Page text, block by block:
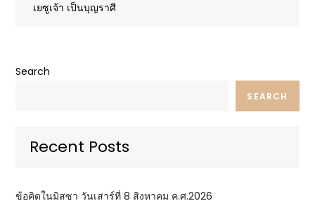
เยซูเจ้า เป็นบุญราศี
Search
SEARCH
Recent Posts
ข้อคิดในมิสซา วันเสาร์ที่ 8 สิงหาคม ค.ศ.2026